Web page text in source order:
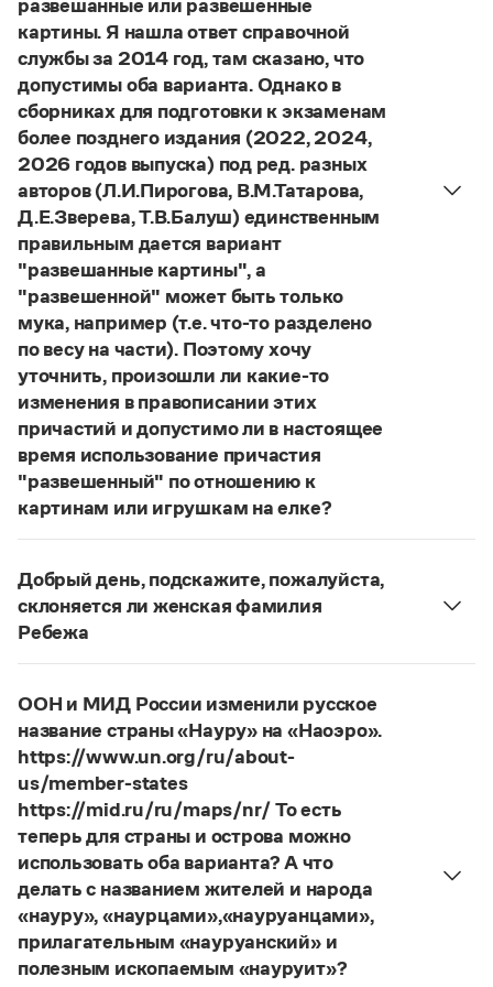
Словари русского языка как государственного
Справочники
Правила русской орфографии и пунктуации
Русский язык. Краткий теоретический курс
для школьников
Письмовник
Справочник по пунктуации
Словарь-справочник трудностей
Справочник по фразеологии
Азбучные истины
Словарь-справочник непростые слова
Все справочники портала
Журнал
Новости и события
Статьи
Лекции и подкасты
Рекомендуем
Правила русского языка: от азов до тонкостей
Интерактивные упражнения: от простого к сложному
Скороговорки
Издательство
Словари
Научпоп
Учебники и справочники
Все книги
Управление в русском языке
Словарь русских имён
Словарь методических терминов
Правила русской орфографии и пунктуации
(1956)
развешанные или развешенные
картины. Я нашла ответ справочной
службы за 2014 год, там сказано, что
допустимы оба варианта. Однако в
сборниках для подготовки к экзаменам
более позднего издания (2022, 2024,
2026 годов выпуска) под ред. разных
авторов (Л.И.Пирогова, В.М.Татарова,
Д.Е.Зверева, Т.В.Балуш) единственным
правильным дается вариант
"развешанные картины", а
"развешенной" может быть только
мука, например (т.е. что-то разделено
по весу на части). Поэтому хочу
уточнить, произошли ли какие-то
изменения в правописании этих
причастий и допустимо ли в настоящее
время использование причастия
"развешенный" по отношению к
картинам или игрушкам на елке?
Нашответ2014 года по-прежнему актуален.
то игнорируют рекомендации нормативных
словарей русского языка, в которых указан глагол
развесить
развешенный) со значением «повесить в разных
местах (несколько, много предметов)». Ср.:
знаю, что на стенах своей квартиры вы развесили
разные географические карты.
Бретер. И эти карты, безусловно, развешены.
Страница ответа
Добрый день, подскажите, пожалуйста,
склоняется ли женская фамилия
Ребежа
ФамилияРебежасклоняется (и мужская, и
Страница ответа
ООН и МИД России изменили русское
название страны «Науру» на «Наоэро».
https://www.un.org/ru/about-
us/member-states
https://mid.ru/ru/maps/nr/ То есть
теперь для страны и острова можно
использовать оба варианта? А что
делать с названием жителей и народа
«науру», «наурцами»,«науруанцами»,
прилагательным «науруанский» и
полезным ископаемым «науруит»?